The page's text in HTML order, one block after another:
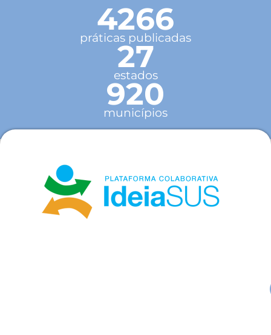
4266
práticas publicadas
27
estados
920
municípios